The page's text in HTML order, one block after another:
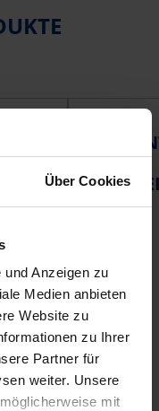
Über Cookies
Anzeigen zu
Medien anbieten
Website zu
zu Ihrer
Partner für
weiter. Unsere
mit
die
&
Das
Programm
an Hawle-
Armature
n und
Hydrante
n wird
praktisch